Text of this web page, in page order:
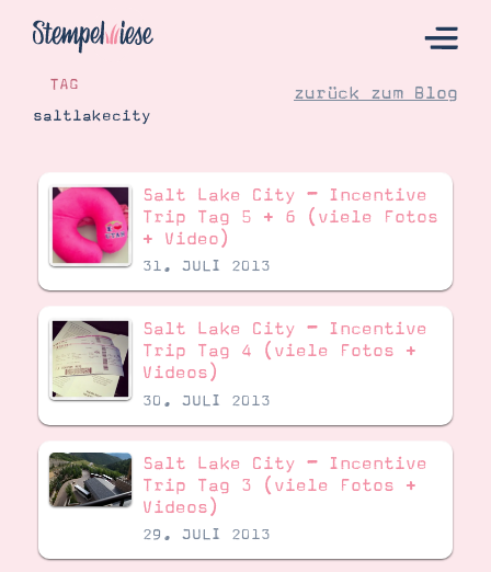
Hier Starten
Katalog
Bestellen
Kontakt
Angebote
Demonstrator werden
Gutscheine
Produkte erklärt
TAG
saltlakecity
zurück zum Blog
Salt Lake City – Incentive
Trip Tag 5 + 6 (viele Fotos
+ Video)
31. JULI 2013
Salt Lake City – Incentive
Trip Tag 4 (viele Fotos +
Videos)
30. JULI 2013
Salt Lake City – Incentive
Trip Tag 3 (viele Fotos +
Videos)
29. JULI 2013